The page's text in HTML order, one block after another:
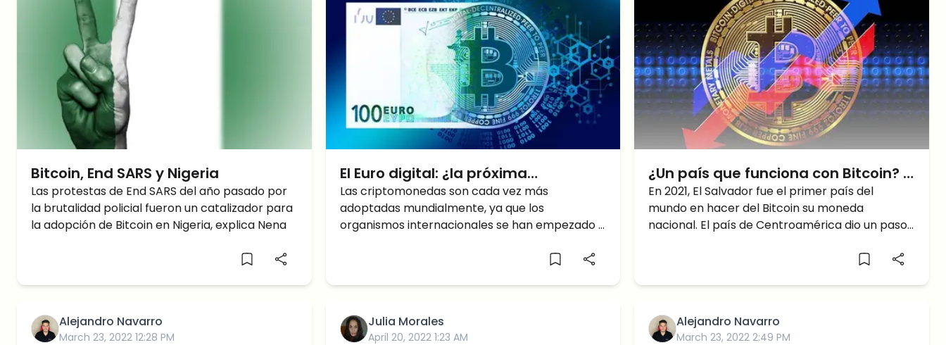
Bitcoin, End SARS y Nigeria
Las protestas de End SARS del año pasado por
la brutalidad policial fueron un catalizador para
la adopción de Bitcoin en Nigeria, explica Nena
El Euro digital: ¿la próxima
criptomoneda?
Las criptomonedas son cada vez más
adoptadas mundialmente, ya que los
organismos internacionales se han empezado a
¿Un país que funciona con Bitcoin? El
caso de El Salvador
En 2021, El Salvador fue el primer país del
mundo en hacer del Bitcoin su moneda
nacional. El país de Centroamérica dio un paso
de criptomonedas. Sin embargo, el país
Alejandro Navarro
March 23, 2022 12:28 PM
Julia Morales
April 20, 2022 1:23 AM
Alejandro Navarro
March 23, 2022 2:49 PM